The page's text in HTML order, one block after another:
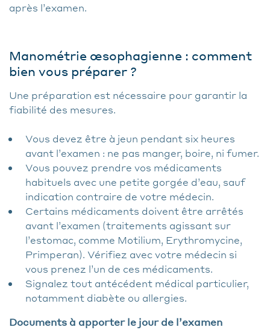
après l’examen.
Manométrie œsophagienne : comment
bien vous préparer ?
Une préparation est nécessaire pour garantir la
fiabilité des mesures.
Vous devez être à jeun pendant six heures
avant l’examen : ne pas manger, boire, ni fumer.
Vous pouvez prendre vos médicaments
habituels avec une petite gorgée d’eau, sauf
indication contraire de votre médecin.
Certains médicaments doivent être arrêtés
avant l’examen (traitements agissant sur
l’estomac, comme Motilium, Erythromycine,
Primperan). Vérifiez avec votre médecin si
vous prenez l’un de ces médicaments.
Signalez tout antécédent médical particulier,
notamment diabète ou allergies.
Documents à apporter le jour de l’examen